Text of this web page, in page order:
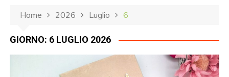
Home 2026 Luglio 6
GIORNO: 6 LUGLIO 2026